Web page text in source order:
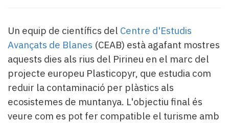
patrocinat
Lo
llegit...
Editorial
Un equip de científics del Centre d'Estudis
Avançats de Blanes (CEAB) està agafant mostres
aquests dies als rius del Pirineu en el marc del
projecte europeu Plasticopyr, que estudia com
reduir la contaminació per plàstics als
ecosistemes de muntanya. L'objectiu final és
veure com es pot fer compatible el turisme amb